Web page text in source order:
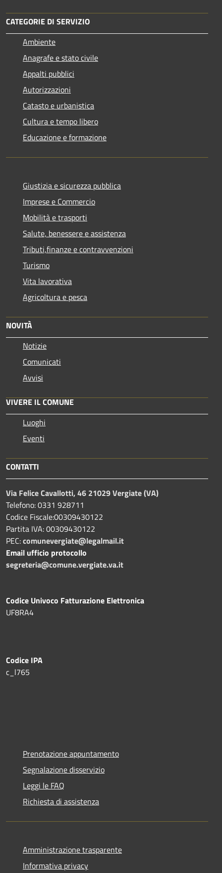
CATEGORIE DI SERVIZIO
Ambiente
Anagrafe e stato civile
Appalti pubblici
Autorizzazioni
Catasto e urbanistica
Cultura e tempo libero
Educazione e formazione
Giustizia e sicurezza pubblica
Imprese e Commercio
Mobilità e trasporti
Salute, benessere e assistenza
Tributi,finanze e contravvenzioni
Turismo
Vita lavorativa
Agricoltura e pesca
NOVITÀ
Notizie
Comunicati
Avvisi
VIVERE IL COMUNE
Luoghi
Eventi
CONTATTI
Via Felice Cavallotti, 46 21029 Vergiate (VA)
Telefono: 0331 928711
Codice Fiscale:00309430122
Partita IVA: 00309430122
PEC:comunevergiate@legalmail.it
Email ufficio protocollo
segreteria@comune.vergiate.va.it
Codice Univoco Fatturazione Elettronica
UF8RA4
Codice IPA
c_l765
Prenotazione appuntamento
Segnalazione disservizio
Leggi le FAQ
Richiesta di assistenza
Amministrazione trasparente
Informativa privacy